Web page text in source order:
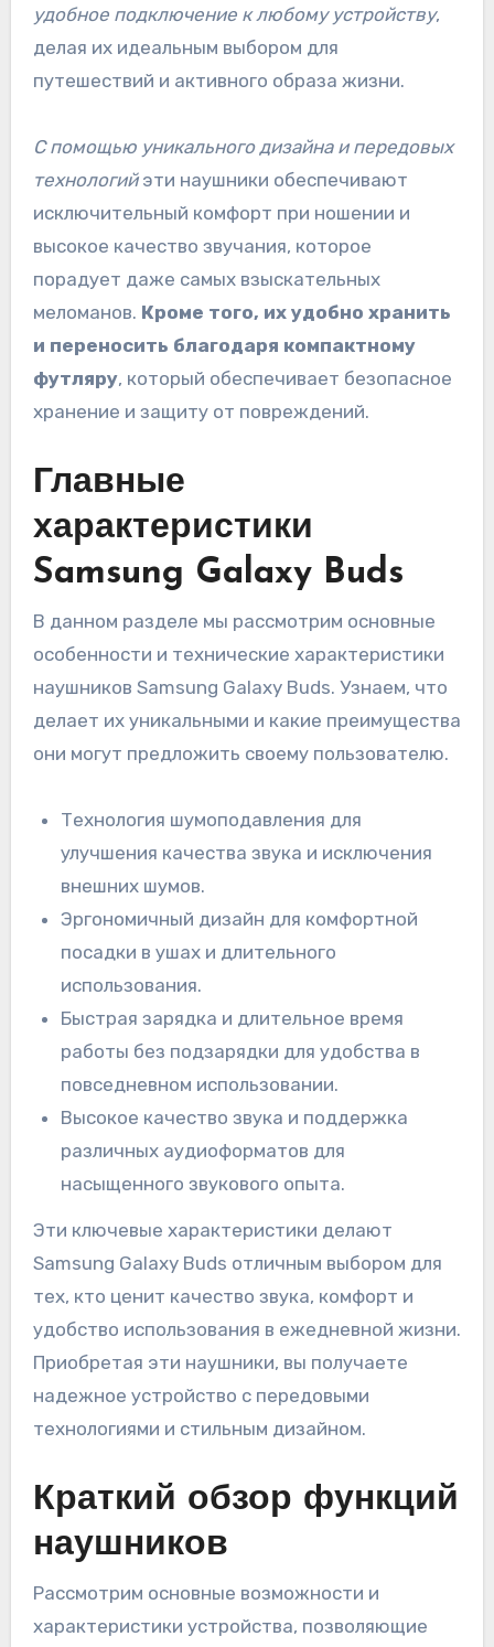
удобное подключение к любому устройству,
делая их идеальным выбором для
путешествий и активного образа жизни.
С помощью уникального дизайна и передовых
технологийэти наушники обеспечивают
исключительный комфорт при ношении и
высокое качество звучания, которое
порадует даже самых взыскательных
меломанов. Кроме того, их удобно хранить
и переносить благодаря компактному
футляру, который обеспечивает безопасное
хранение и защиту от повреждений.
Главные
характеристики
Samsung Galaxy Buds
В данном разделе мы рассмотрим основные
особенности и технические характеристики
наушников Samsung Galaxy Buds. Узнаем, что
делает их уникальными и какие преимущества
они могут предложить своему пользователю.
Технология шумоподавления для
улучшения качества звука и исключения
внешних шумов.
Эргономичный дизайн для комфортной
посадки в ушах и длительного
использования.
Быстрая зарядка и длительное время
работы без подзарядки для удобства в
повседневном использовании.
Высокое качество звука и поддержка
различных аудиоформатов для
насыщенного звукового опыта.
Эти ключевые характеристики делают
Samsung Galaxy Buds отличным выбором для
тех, кто ценит качество звука, комфорт и
удобство использования в ежедневной жизни.
Приобретая эти наушники, вы получаете
надежное устройство с передовыми
технологиями и стильным дизайном.
Краткий обзор функций
наушников
Рассмотрим основные возможности и
характеристики устройства, позволяющие